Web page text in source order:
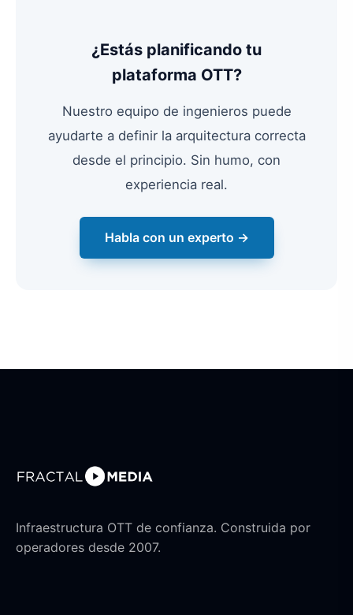
¿Estás planificando tu
plataforma OTT?
Nuestro equipo de ingenieros puede
ayudarte a definir la arquitectura correcta
desde el principio. Sin humo, con
experiencia real.
Habla con un experto →
Infraestructura OTT de confianza. Construida por
operadores desde 2007.